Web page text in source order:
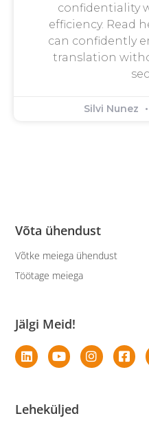
confidentiality
efficiency. Read
can confidently
translation
Silvi Nunez
Leheküljed
Võta ühendust
Võtke meiega ühendust
Töötage meiega
Jälgi Meid!